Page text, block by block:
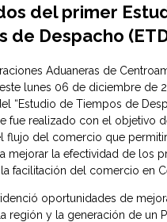
del primer
de Despacho
Aduaneras de
lunes 06 de diciembre de
“Estudio de Tiempos de
fue realizado con el objetivo
flujo del comercio que
mejorar la efectividad de los
facilitación del comercio en
oportunidades de
región y la generación de un